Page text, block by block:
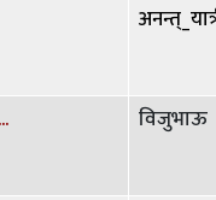
विजुभाऊ